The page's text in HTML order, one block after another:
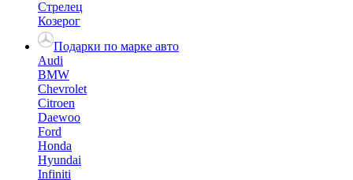
Стрелец
Козерог
Подарки по марке авто
Audi
BMW
Chevrolet
Citroen
Daewoo
Ford
Honda
Hyundai
Infiniti